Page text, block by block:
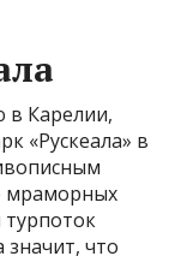
в Карелии,
«Рускеала» в
мраморных
что